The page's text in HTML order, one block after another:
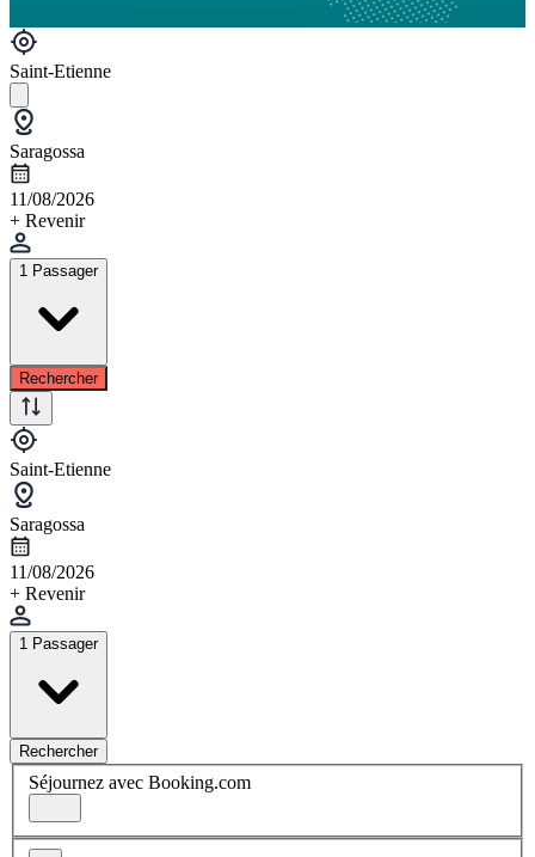
Saint-Etienne
Saragossa
11/08/2026
+ Revenir
1 Passager
Rechercher
Saint-Etienne
Saragossa
11/08/2026
+ Revenir
1 Passager
Rechercher
Séjournez avec Booking.com